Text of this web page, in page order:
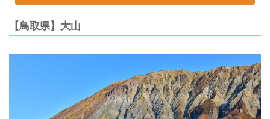
【鳥取県】大山